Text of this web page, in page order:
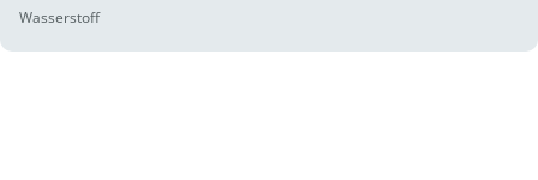
Wasserstoff